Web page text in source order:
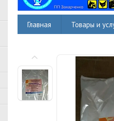
Главная Товары и